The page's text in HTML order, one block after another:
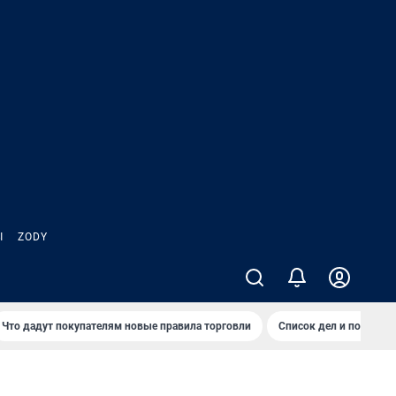
ZODY
Что дадут покупателям новые правила торговли Список дел и покупок